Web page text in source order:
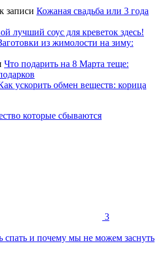
к записи Кожаная свадьба или 3 года
лучший соус для креветок здесь!
из жимолости на зиму:
Что подарить на 8 Марта теще:
ускорить обмен веществ: корица
которые сбываются
3
спать и почему мы не можем заснуть